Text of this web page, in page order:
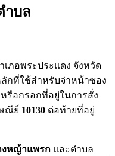
ำบล
เภอพระประแดง จังหวัด
ลักที่ใช้สำหรับจ่าหน้าซอง
รือกรอกที่อยู่ในการสั่ง
ณีย์ 10130 ต่อท้ายที่อยู่
หญ้าแพรก และตำบล